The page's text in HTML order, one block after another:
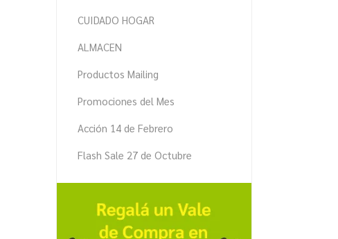
CUIDADO HOGAR
ALMACEN
Productos Mailing
Promociones del Mes
Acción 14 de Febrero
Flash Sale 27 de Octubre